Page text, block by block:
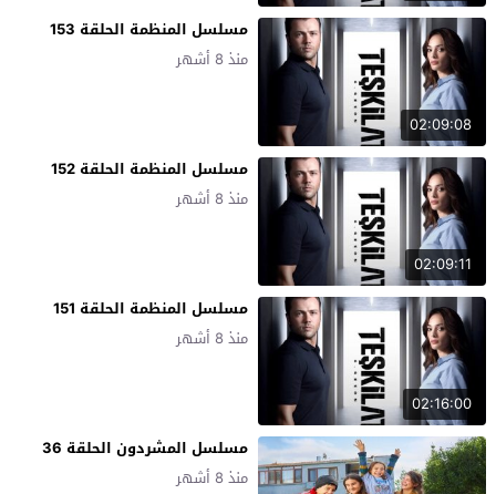
02:09:08
مسلسل المنظمة الحلقة 153
منذ 8 أشهر
02:09:11
مسلسل المنظمة الحلقة 152
منذ 8 أشهر
02:16:00
مسلسل المنظمة الحلقة 151
منذ 8 أشهر
مسلسل المشردون الحلقة 36
منذ 8 أشهر